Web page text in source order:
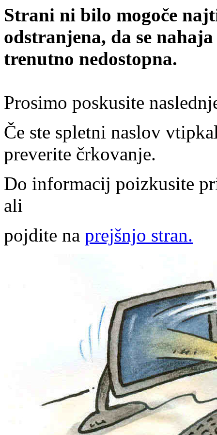
Strani ni bilo mogoče
odstranjena, da se
trenutno nedostopna.
Prosimo poskusite
Če ste spletni naslov
preverite črkovanje.
Do informacij poizkusite
ali
pojdite na prejšnjo stran.